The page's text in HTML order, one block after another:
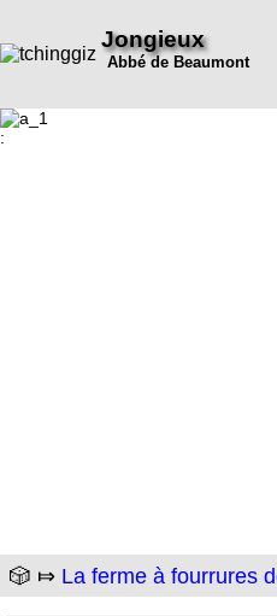
Jongieux
Abbé de Beaumont
:
🎲 ⤇ La ferme à fourrures